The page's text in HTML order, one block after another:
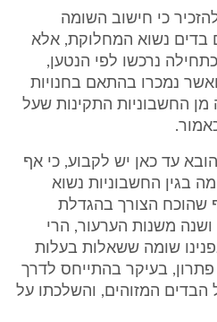
כי חישוב השומה
בדים נשוא המחלוקת, אלא
נרכשו לפי הנטען,
נמכרו בהתאם בחנויות
מן החשבוניות התקינות שעל
עד כאן יש לקבוע, כי אף
בגין החשבוניות נשוא
שהוכח הצורך בהגדלת
משנות הערעור, הרי
שומה ששאלות בעלות
בעיקר בהתייחס לדרך
המזוהים, והשלכתו על